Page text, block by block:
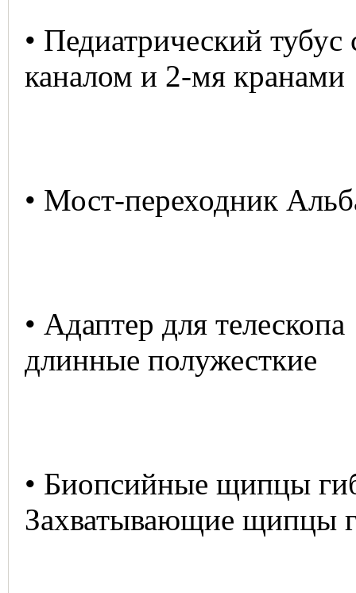
• Педиатрический
каналом и 2-мя кранами
• Мост-переходник
• Адаптер для
длинные полужесткие
• Биопсийные щипцы
Захватывающие щипцы